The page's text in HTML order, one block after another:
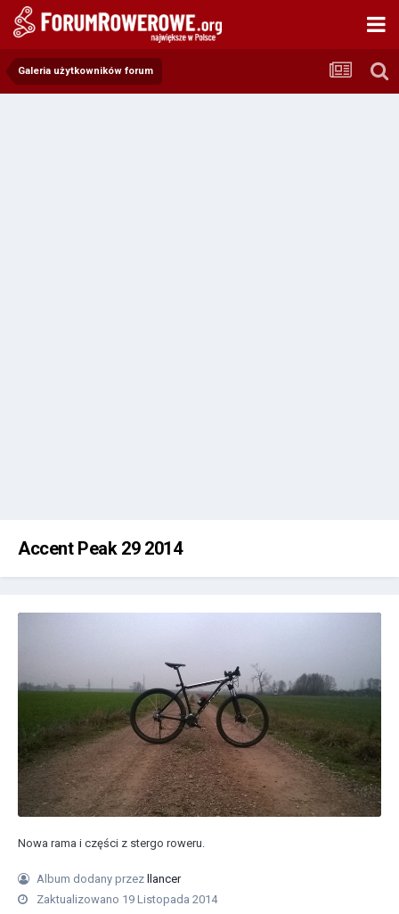
Galeria użytkowników forum
Accent Peak 29 2014
Nowa rama i części z stergo roweru.
Album dodany przez
llancer
Zaktualizowano 19 Listopada 2014